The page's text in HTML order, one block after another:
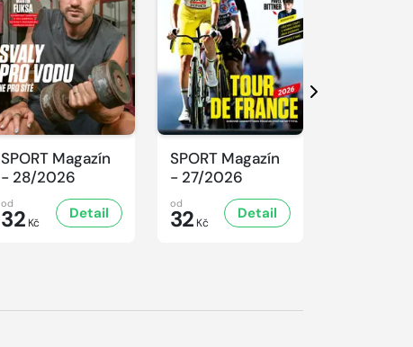
SPORT Magazín
- 28/2026
od
32 Kč
Detail
SPORT Magazín
- 27/2026
od
32 Kč
Detail
Další